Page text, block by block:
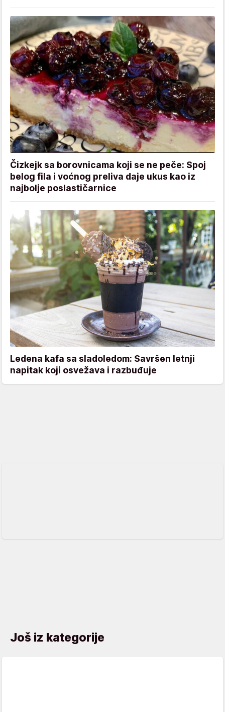
Čizkejk sa borovnicama koji se ne peče: Spoj
belog fila i voćnog preliva daje ukus kao iz
najbolje poslastičarnice
Ledena kafa sa sladoledom: Savršen letnji
napitak koji osvežava i razbuđuje
Još iz kategorije